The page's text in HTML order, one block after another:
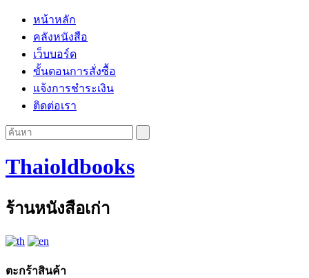
หน้าหลัก
คลังหนังสือ
เว็บบอร์ด
ขั้นตอนการสั่งซื้อ
แจ้งการชำระเงิน
ติดต่อเรา
Thaioldbooks
ร้านหนังสือเก่า
ตะกร้าสินค้า